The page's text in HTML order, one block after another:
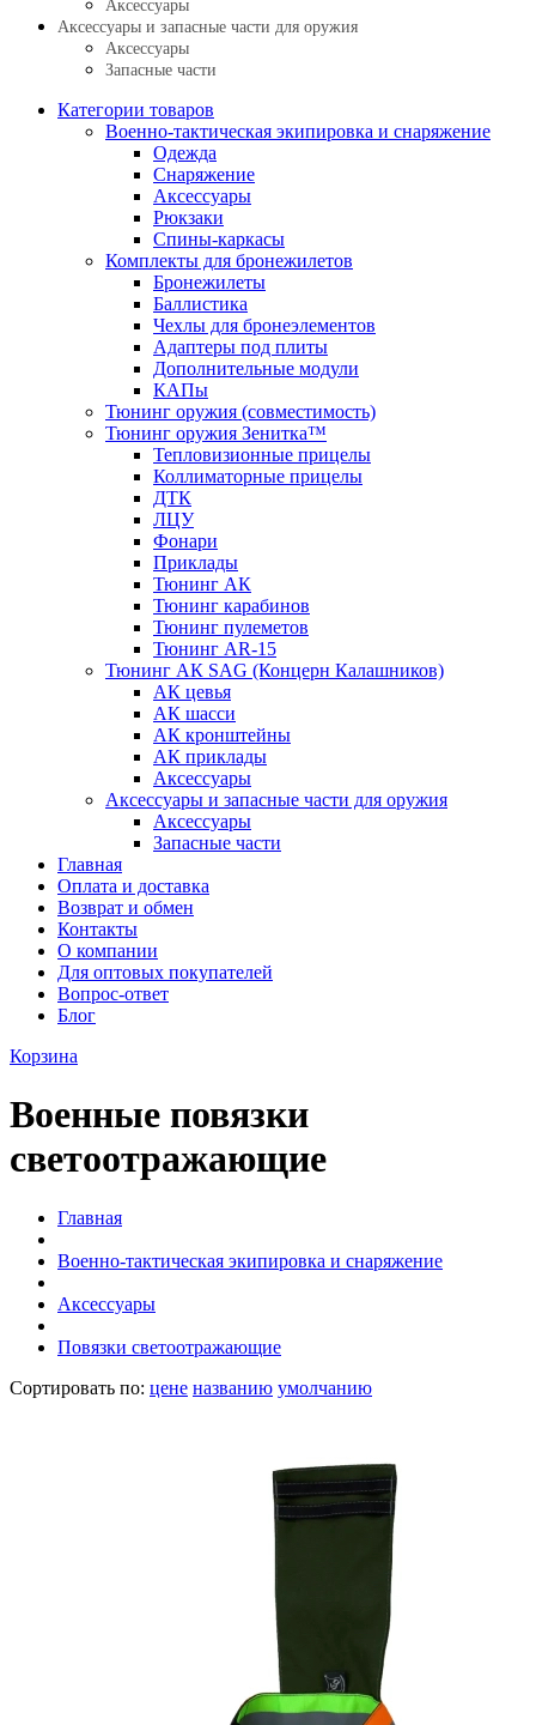
Аксессуары
Аксессуары и запасные части для оружия
Аксессуары
Запасные части
Категории товаров
Военно-тактическая экипировка и снаряжение
Одежда
Снаряжение
Аксессуары
Рюкзаки
Спины-каркасы
Комплекты для бронежилетов
Бронежилеты
Баллистика
Чехлы для бронеэлементов
Адаптеры под плиты
Дополнительные модули
КАПы
Тюнинг оружия (совместимость)
Тюнинг оружия Зенитка™
Тепловизионные прицелы
Коллиматорные прицелы
ДТК
ЛЦУ
Фонари
Приклады
Тюнинг АК
Тюнинг карабинов
Тюнинг пулеметов
Тюнинг AR-15
Тюнинг АК SAG (Концерн Калашников)
АК цевья
АК шасси
АК кронштейны
АК приклады
Аксессуары
Аксессуары и запасные части для оружия
Аксессуары
Запасные части
Главная
Оплата и доставка
Возврат и обмен
Контакты
О компании
Для оптовых покупателей
Вопрос-ответ
Блог
Корзина
Военные повязки
светоотражающие
Главная
Военно-тактическая экипировка и снаряжение
Аксессуары
Повязки светоотражающие
Сортировать по: цене названию умолчанию